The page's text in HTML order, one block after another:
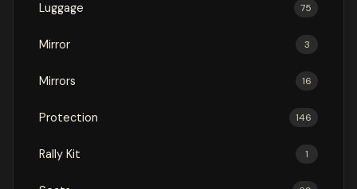
Luggage 75
Mirror 3
Mirrors 16
Protection 146
Rally Kit 1